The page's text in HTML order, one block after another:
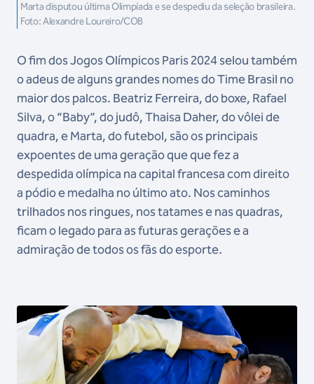
Marta disputou última Olimpíada e se despediu da seleção brasileira.
Foto: Alexandre Loureiro/COB
O fim dos Jogos Olímpicos Paris 2024 selou também
o adeus de alguns grandes nomes do Time Brasil no
maior dos palcos. Beatriz Ferreira, do boxe, Rafael
Silva, o “Baby”, do judô, Thaisa Daher, do vôlei de
quadra, e Marta, do futebol, são os principais
expoentes de uma geração que que fez a
despedida olímpica na capital francesa com direito
a pódio e medalha no último ato. Nos caminhos
trilhados nos ringues, nos tatames e nas quadras,
ficam o legado para as futuras gerações e a
admiração de todos os fãs do esporte.